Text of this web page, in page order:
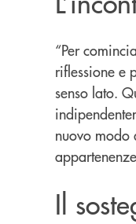
“Per
riflessione e
senso lato.
nuovo modo
Il